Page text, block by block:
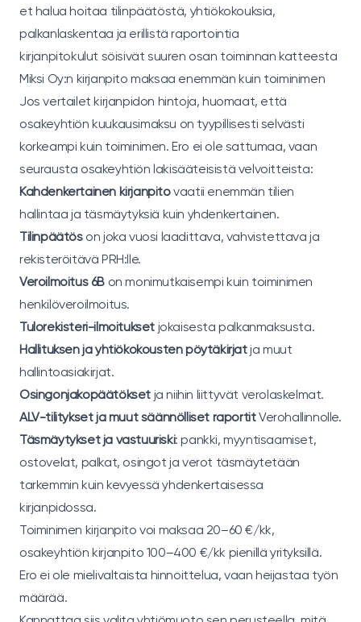
et halua hoitaa tilinpäätöstä, yhtiökokouksia,
palkanlaskentaa ja erillistä raportointia
kirjanpitokulut söisivät suuren osan toiminnan katteesta
Miksi Oy:n kirjanpito maksaa enemmän kuin toiminimen
Jos vertailet kirjanpidon hintoja, huomaat, että
osakeyhtiön kuukausimaksu on tyypillisesti selvästi
korkeampi kuin toiminimen. Ero ei ole sattumaa, vaan
seurausta osakeyhtiön lakisääteisistä velvoitteista:
Kahdenkertainen kirjanpitovaatii enemmän tilien
hallintaa ja täsmäytyksiä kuin yhdenkertainen.
Tilinpäätöson joka vuosi laadittava, vahvistettava ja
rekisteröitävä PRH:lle.
Veroilmoitus 6B on monimutkaisempi kuin toiminimen
henkilöveroilmoitus.
Tulorekisteri-ilmoitukset jokaisesta palkanmaksusta.
Hallituksen ja yhtiökokousten pöytäkirjatja muut
hallintoasiakirjat.
Osingonjakopäätökset ja niihin liittyvät verolaskelmat.
ALV-tilitykset ja muut säännölliset raportitVerohallinnolle.
Täsmäytykset ja vastuuriski: pankki, myyntisaamiset,
ostovelat, palkat, osingot ja verot täsmäytetään
tarkemmin kuin kevyessä yhdenkertaisessa
kirjanpidossa.
Toiminimen kirjanpito voi maksaa 20–60 €/kk,
osakeyhtiön kirjanpito 100–400 €/kk pienillä yrityksillä.
Ero ei ole mielivaltaista hinnoittelua, vaan heijastaa työn
määrää.